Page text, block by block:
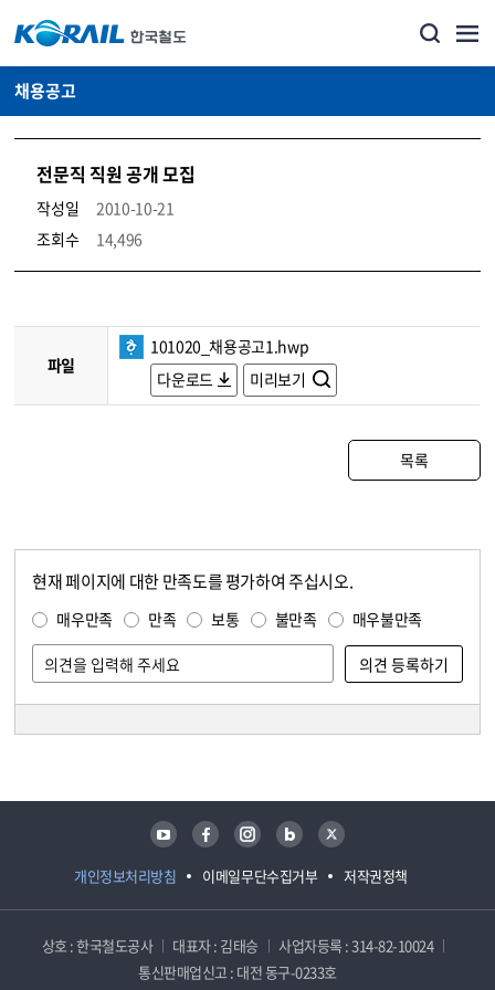
채용공고
전문직 직원 공개 모집
작성일
2010-10-21
조회수
14,496
코레일소개_경영공시_채용공고 상세보기 – 내용, 파일, 담당자 연락처로 구성
파일
101020_채용공고1.hwp
다운로드
미리보기
목록
현재 페이지에 대한 만족도를 평가하여 주십시오.
매우만족 만족 보통 불만족 매우불만족
개인정보처리방침 이메일무단수집거부 저작권정책
유튜브 페이스북 인스타그램 블로그 트위터
상호 : 한국철도공사 대표자 : 김태승
사업자등록 : 314-82-10024
통신판매업신고 : 대전 동구-0233호